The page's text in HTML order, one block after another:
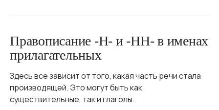
Правописание -Н- и -НН- в именах
прилагательных
Здесь все зависит от того, какая часть речи стала
производящей. Это могут быть как
существительные, так и глаголы.